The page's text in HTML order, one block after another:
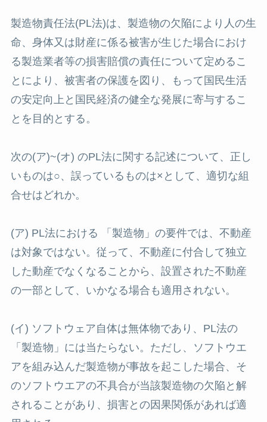
製造物責任法(PL法)は、製造物の欠陥により人の生
命、身体又は財産に係る被害が生じた場合におけ
る製造業者等の損害賠償の責任について定めるこ
とにより、被害者の保護を図り、もって国民生活
の安定向上と国民経済の健全な発展に寄与するこ
とを目的とする。
次の(ア)~(オ) のPL法に関する記述について、正し
いものは○、誤っているものは×として、適切な組
合せはどれか。
(ア) PL法における 「製造物」の要件では、不動産
は対象ではない。従って、不動産に付合して独立
した動産でなくなることから、設置された不動産
の一部として、いかなる場合も適用されない。
(イ) ソフトウェア自体は無体物であり、PL法の
「製造物」には当たらない。ただし、ソフトウエ
アを組み込んだ製造物が事故を起こした場合、そ
のソフトウエアの不具合が当該製造物の欠陥と解
されることがあり、損害との因果関係があれば適